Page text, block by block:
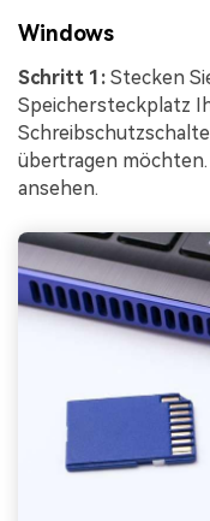
Windows
Schritt 1: Stecken
Speichersteckplatz
übertragen
ansehen.